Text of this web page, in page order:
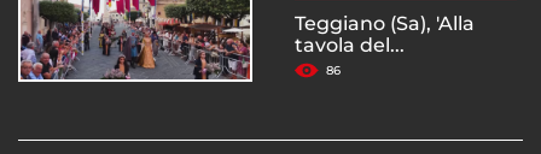
Teggiano (Sa), 'Alla
tavola del...
86